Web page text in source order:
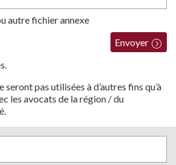
autre fichier annexe
Envoyer
seront pas utilisées à d’autres fins qu’à
les avocats de la région / du